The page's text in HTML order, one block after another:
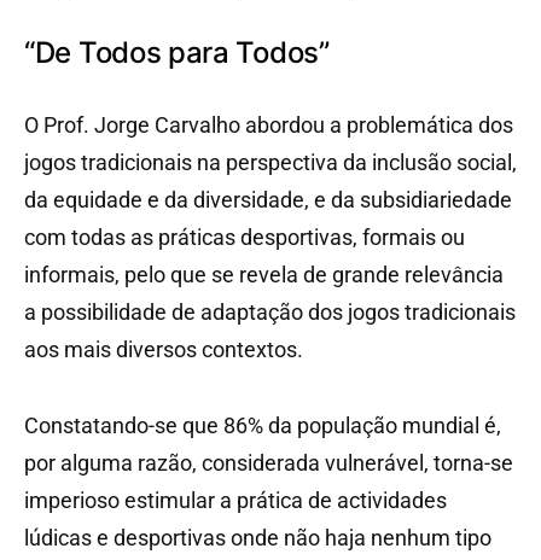
“De Todos para Todos”
O Prof. Jorge Carvalho abordou a problemática dos
jogos tradicionais na perspectiva da inclusão social,
da equidade e da diversidade, e da subsidiariedade
com todas as práticas desportivas, formais ou
informais, pelo que se revela de grande relevância
a possibilidade de adaptação dos jogos tradicionais
aos mais diversos contextos.
Constatando-se que 86% da população mundial é,
por alguma razão, considerada vulnerável, torna-se
imperioso estimular a prática de actividades
lúdicas e desportivas onde não haja nenhum tipo